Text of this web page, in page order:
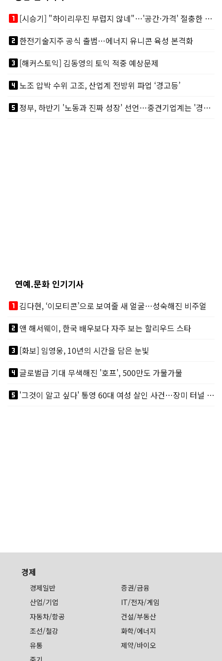
looks_one
[시승기] "하이리무진 부럽지 않네"…'공간·가격' 절충한 카니발 하이루프
looks_two한전기술지주 공식 출범…에너지 유니콘 육성 본격화
looks_3[해커스토익] 김동영의 토익 적중 예상문제
looks_4노조 압박 수위 고조, 산업계 전방위 파업 ‘경고등’
looks_5
정부, 하반기 '노동과 진짜 성장' 선언…중견기업계는 '경영 불확실성' 우려
연예.문화 인기기사
looks_one김다현, ‘이모티콘’으로 보여줄 새 얼굴…성숙해진 비주얼
looks_two앤 해서웨이, 한국 배우보다 자주 보는 할리우드 스타
looks_3[화보] 임영웅, 10년의 시간을 담은 눈빛
looks_4글로벌급 기대 무색해진 '호프', 500만도 가물가물
looks_5
'그것이 알고 싶다' 통영 60대 여성 살인 사건…장미 터널 아래 킬러, 누구냐 넌?
경제
경제일반
증권/금융
산업/기업
IT/전자/게임
자동차/항공
건설/부동산
조선/철강
화학/에너지
유통
제약/바이오